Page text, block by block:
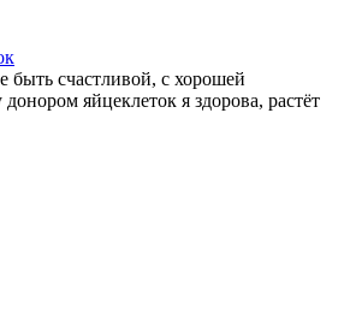
счастливой, с хорошей
донором яйцеклеток я здорова, растёт